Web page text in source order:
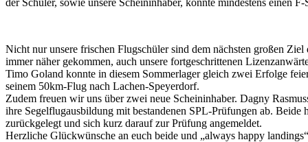
der Schüler, sowie unsere Scheininhaber, konnte mindestens einen
Nicht nur unsere frischen Flugschüler sind dem nächsten großen
immer näher gekommen, auch unsere fortgeschrittenen
Timo Goland konnte in diesem Sommerlager gleich zwei Erfolge
seinem 50km-Flug nach Lachen-Speyerdorf.
Zudem freuen wir uns über zwei neue Scheininhaber. Dagny
ihre Segelflugausbildung mit bestandenen SPL-Prüfungen ab.
zurückgelegt und sich kurz darauf zur Prüfung angemeldet.
Herzliche Glückwünsche an euch beide und „always happy